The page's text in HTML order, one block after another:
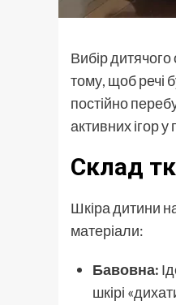
Вибір
тому, щоб речі
постійно
активних ігор
Склад
Шкіра дитини
матеріали:
Бавовна:
шкірі